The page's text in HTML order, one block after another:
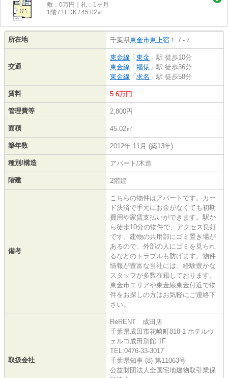
敷：0万円｜礼：1ヶ月
1階 / 1LDK / 45.02㎡
所在地 千葉県東金市東上宿 １７-７
交通
東金線 「東金 」駅 徒歩10分
東金線 「福俵 」駅 徒歩36分
東金線 「求名 」駅 徒歩58分
賃料 5.6万円
管理費等 2,800円
面積 45.02㎡
築年数 2012年 11月 (築13年)
種別/構造 アパート/木造
階建 2階建
備考
こちらの物件はアパートです。カー
ド決済で手元にお金がなくても初期
費用や家賃支払いができます。駅か
ら徒歩10分の物件で、アクセス良好
です。建物の共用部にゴミ置き場が
あるので、外部の人にゴミを見られ
るなどのトラブルも防げます。物件
情報が豊富な当社には、経験豊かな
スタッフが多数在籍しております。
東金市エリアや東金線東金付近で物
件をお探しの方はお気軽にご連絡下
さい。
取扱会社
ReRENT 成田店
千葉県成田市花崎町818-1 ホテルウ
ェルコ成田別館 1F
TEL:0476-33-3017
千葉県知事 (8) 第11063号
公益財団法人全国宅地建物取引業保